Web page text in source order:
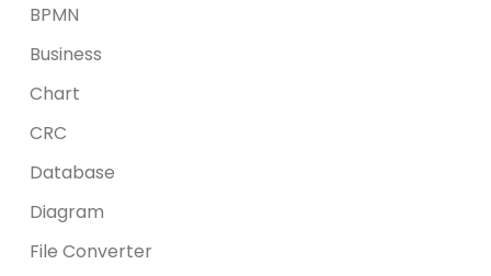
BPMN
Business
Chart
CRC
Database
Diagram
File Converter